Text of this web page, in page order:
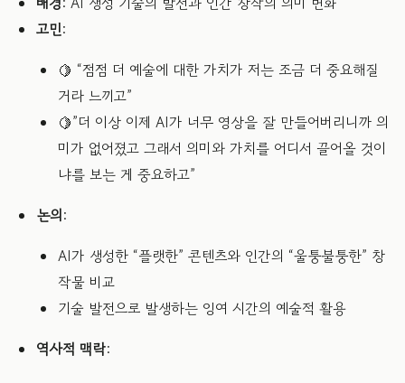
고민:
🍋 “점점 더 예술에 대한 가치가 저는 조금 더 중요해질
거라 느끼고”
🍋”더 이상 이제 AI가 너무 영상을 잘 만들어버리니까 의
미가 없어졌고 그래서 의미와 가치를 어디서 끌어올 것이
냐를 보는 게 중요하고”
논의:
AI가 생성한 “플랫한” 콘텐츠와 인간의 “울퉁불퉁한” 창
작물 비교
기술 발전으로 발생하는 잉여 시간의 예술적 활용
역사적 맥락: